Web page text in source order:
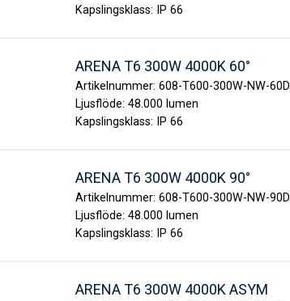
Kapslingsklass:
IP 66
ARENA T6 300W 4000K 60°
Artikelnummer: 608-T600-300W-NW-60D
Ljusflöde: 48.000 lumen
Kapslingsklass:
IP 66
ARENA T6 300W 4000K 90°
Artikelnummer: 608-T600-300W-NW-90D
Ljusflöde: 48.000 lumen
Kapslingsklass:
IP 66
ARENA T6 300W 4000K ASYM